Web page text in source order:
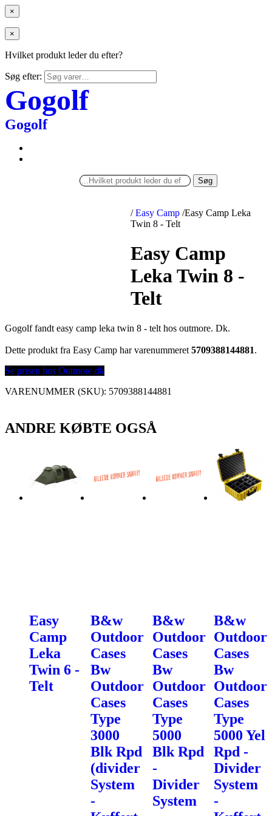
×
×
Hvilket produkt leder du efter?
Søg efter:
Gogolf
Gogolf
Søg
/ Easy Camp /Easy Camp Leka
Twin 8 - Telt
Easy Camp
Leka Twin 8 -
Telt
Gogolf fandt easy camp leka twin 8 - telt hos outmore. Dk.
Dette produkt fra Easy Camp har varenummeret 5709388144881.
Se prisen hos Outmore.dk
VARENUMMER (SKU): 5709388144881
ANDRE KØBTE OGSÅ
Easy
Camp
Leka
Twin 6 -
Telt
B&w
Outdoor
Cases
Bw
Outdoor
Cases
Type
3000
Blk Rpd
(divider
System
-
B&w
Outdoor
Cases
Bw
Outdoor
Cases
Type
5000
Blk Rpd
-
Divider
System
B&w
Outdoor
Cases
Bw
Outdoor
Cases
Type
5000 Yel
Rpd -
Divider
System
-